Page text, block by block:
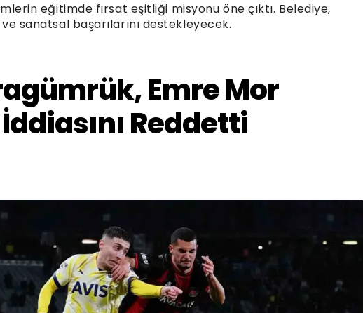
eğitimde fırsat eşitliği misyonu öne çıktı. Belediye,
sanatsal başarılarını destekleyecek.